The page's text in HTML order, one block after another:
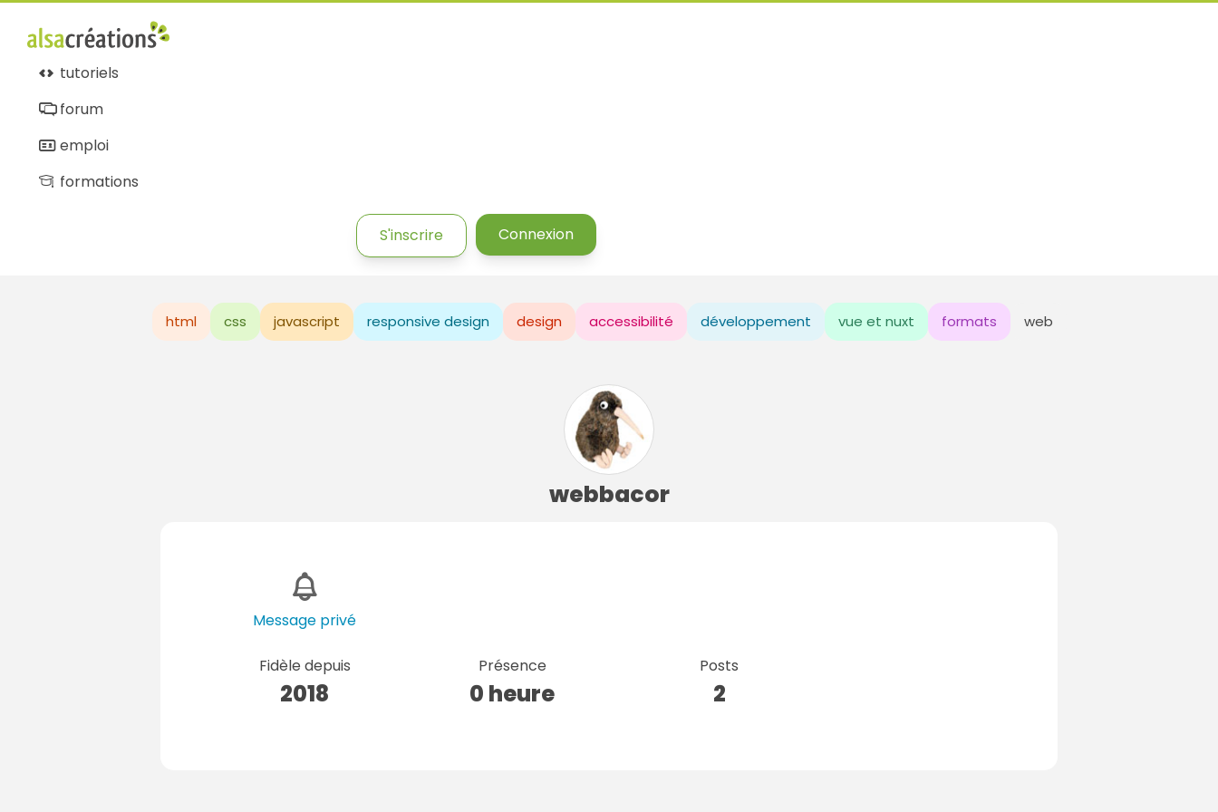
tutoriels
forum
emploi
formations
S'inscrire Connexion
html css javascript responsive design design accessibilité développement vue et nuxt formats web
webbacor
Message privé
Fidèle depuis
2018
Présence
0 heure
Posts
2